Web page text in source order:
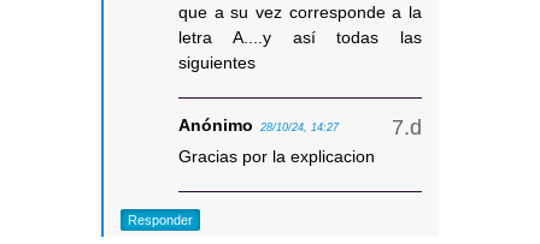
que a su vez corresponde a la
letra A....y así todas las
siguientes
Anónimo 28/10/24, 14:27
Gracias por la explicacion
Responder